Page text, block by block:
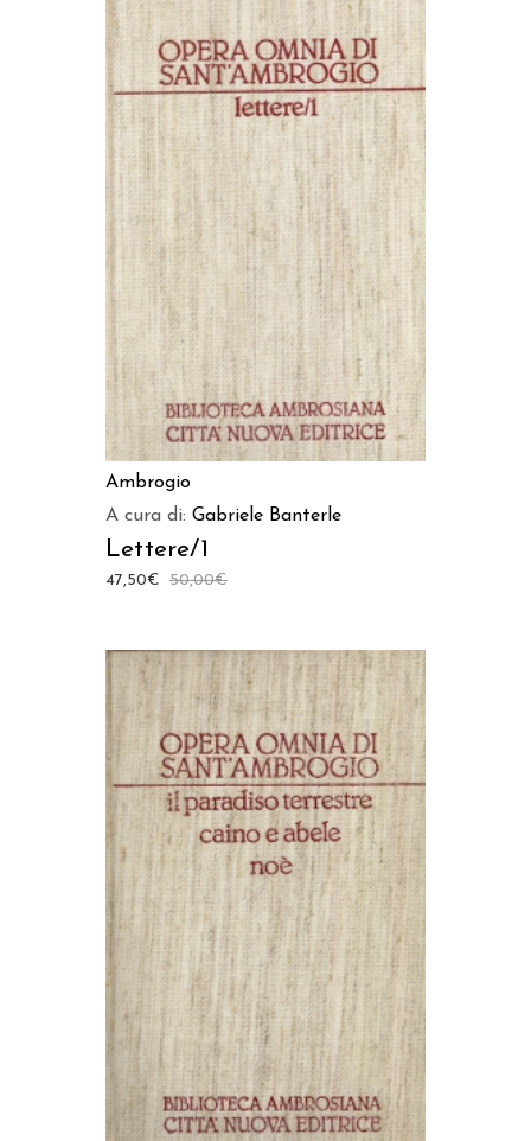
AGGIUNGI AL CARRELLO
Ambrogio
A cura di: Gabriele Banterle
Lettere/1
50,00€
47,50€
AGGIUNGI AL CARRELLO